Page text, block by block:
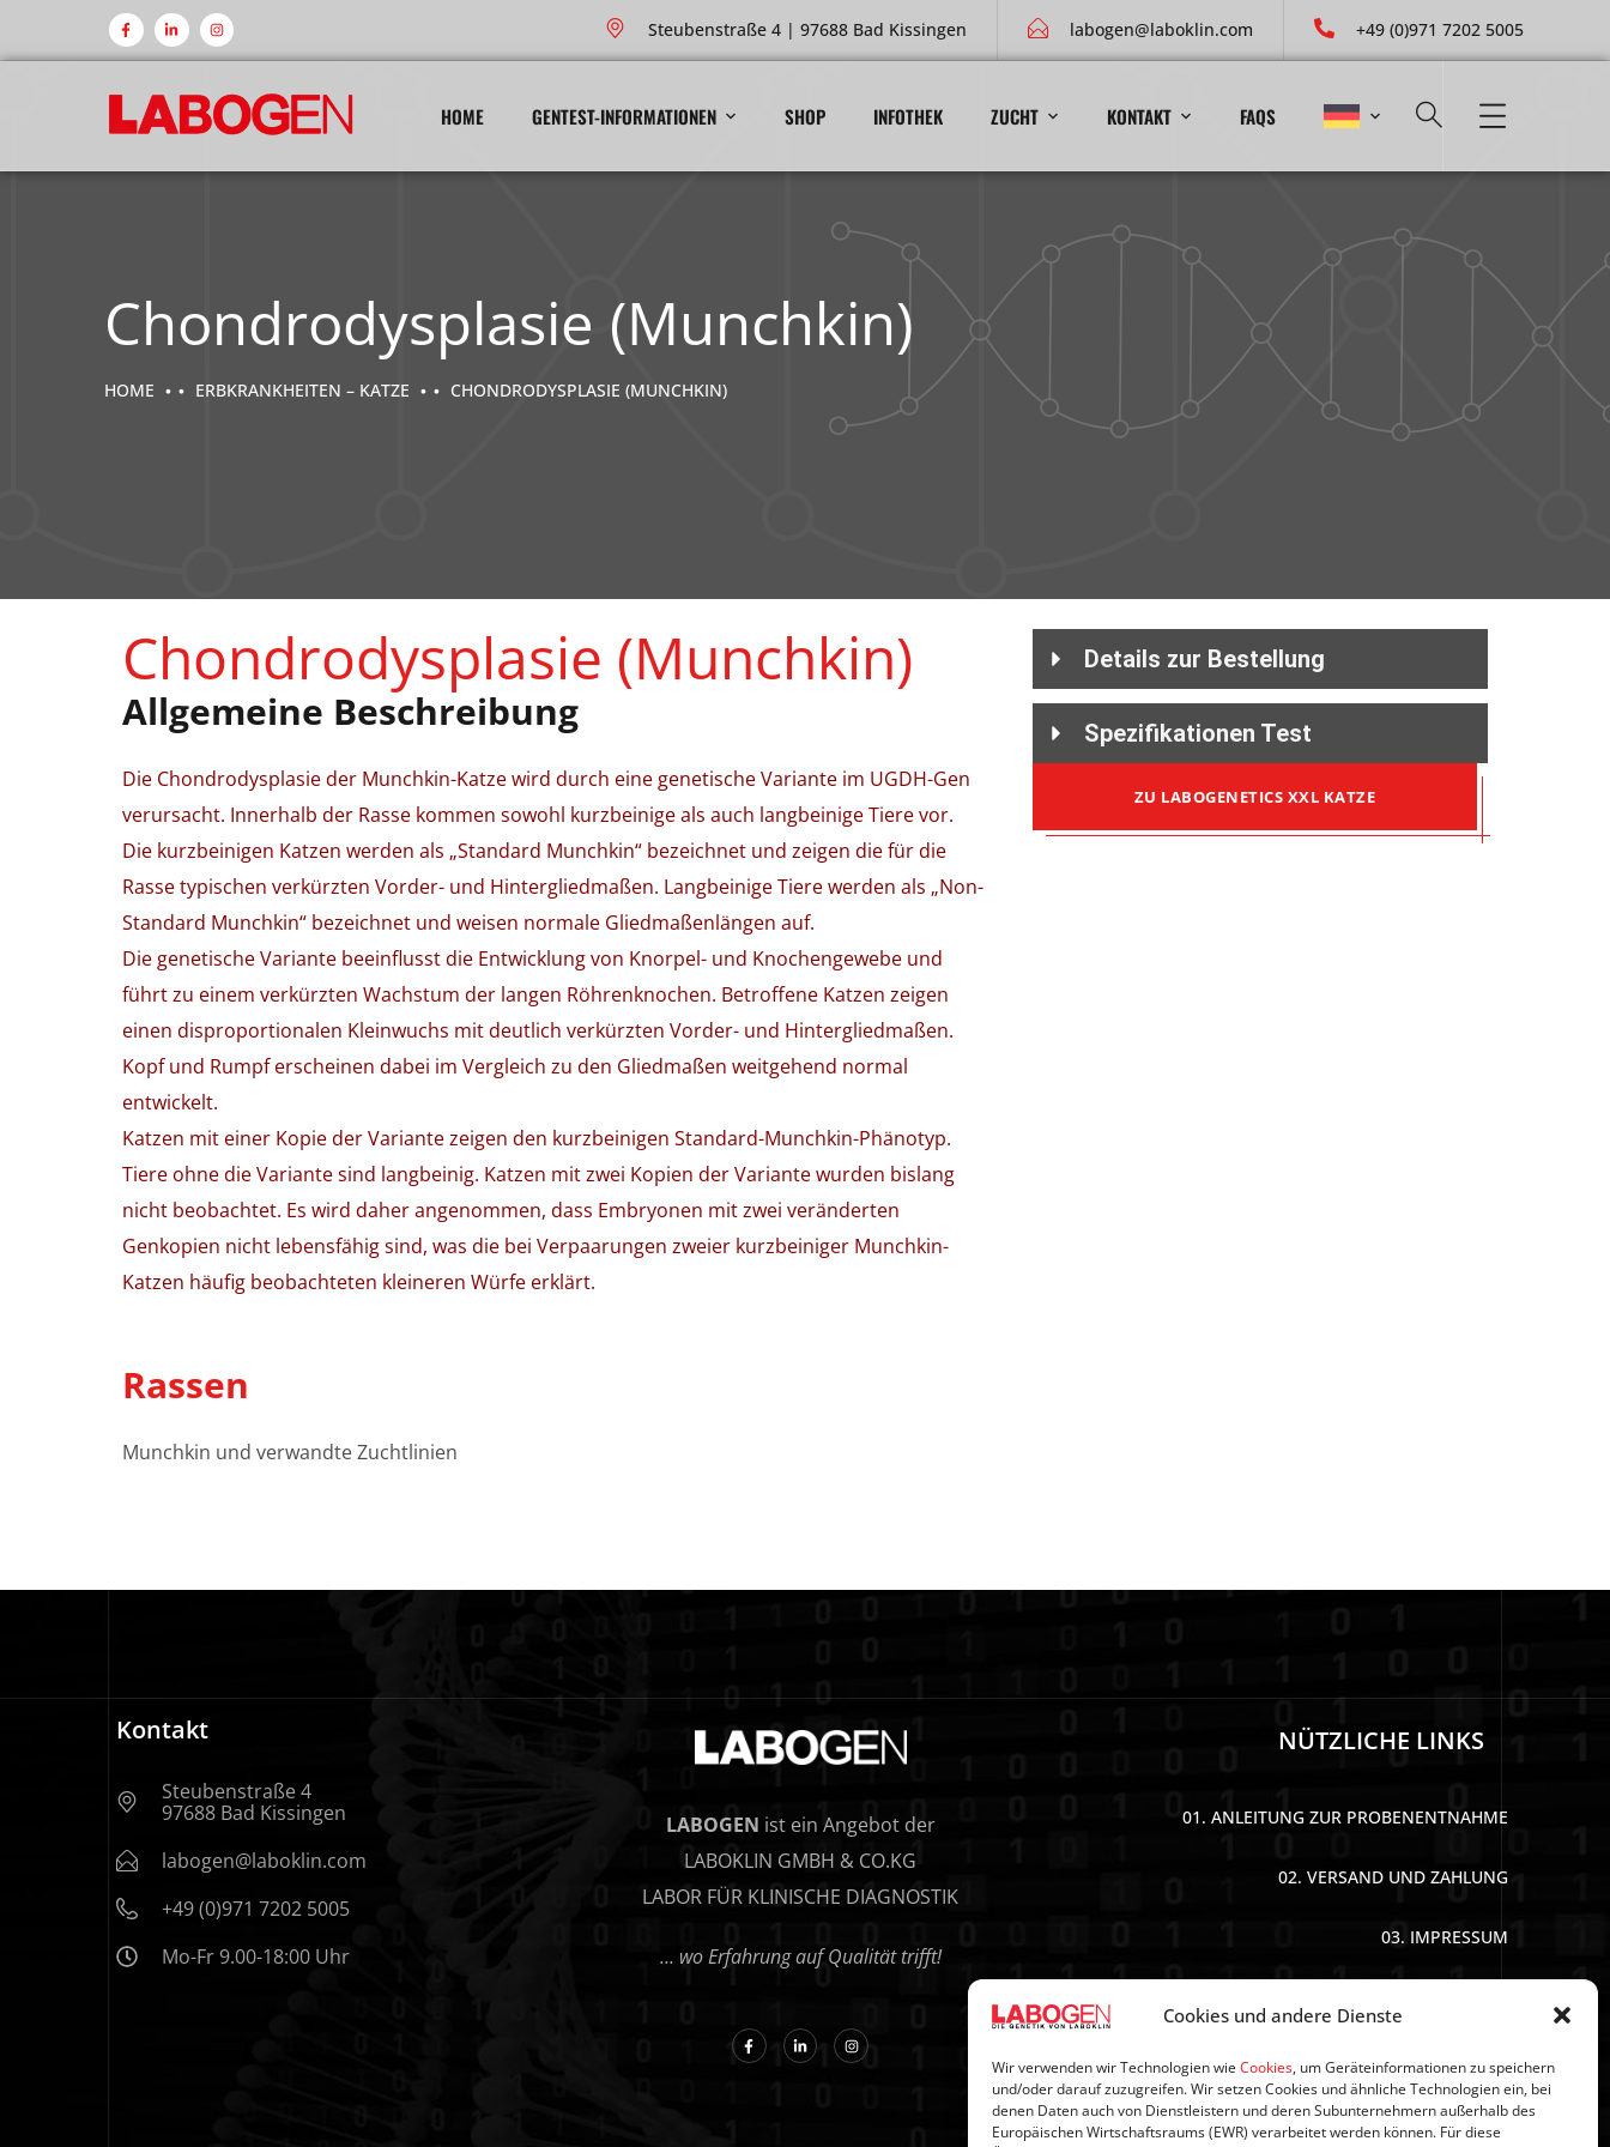
Cookies und andere Dienste
Wir verwenden wir Technologien wie Cookies, um Geräteinformationen zu speichern
und/oder darauf zuzugreifen. Wir setzen Cookies und ähnliche Technologien ein, bei
denen Daten auch von Dienstleistern und deren Subunternehmern außerhalb des
Europäischen Wirtschaftsraums (EWR) verarbeitet werden können. Für diese
Steubenstraße 4 | 97688 Bad Kissingen labogen@laboklin.com +49 (0)971 7202 5005
HOME GENTEST-INFORMATIONEN SHOP INFOTHEK ZUCHT KONTAKT FAQS
Chondrodysplasie (Munchkin)
HOME ERBKRANKHEITEN – KATZE CHONDRODYSPLASIE (MUNCHKIN)
Chondrodysplasie (Munchkin)
Allgemeine Beschreibung
Die Chondrodysplasie der Munchkin-Katze wird durch eine genetische Variante im UGDH-Gen
verursacht. Innerhalb der Rasse kommen sowohl kurzbeinige als auch langbeinige Tiere vor.
Die kurzbeinigen Katzen werden als „Standard Munchkin“ bezeichnet und zeigen die für die
Rasse typischen verkürzten Vorder- und Hintergliedmaßen. Langbeinige Tiere werden als „Non-
Standard Munchkin“ bezeichnet und weisen normale Gliedmaßenlängen auf.
Die genetische Variante beeinflusst die Entwicklung von Knorpel- und Knochengewebe und
führt zu einem verkürzten Wachstum der langen Röhrenknochen. Betroffene Katzen zeigen
einen disproportionalen Kleinwuchs mit deutlich verkürzten Vorder- und Hintergliedmaßen.
Kopf und Rumpf erscheinen dabei im Vergleich zu den Gliedmaßen weitgehend normal
entwickelt.
Katzen mit einer Kopie der Variante zeigen den kurzbeinigen Standard-Munchkin-Phänotyp.
Tiere ohne die Variante sind langbeinig. Katzen mit zwei Kopien der Variante wurden bislang
nicht beobachtet. Es wird daher angenommen, dass Embryonen mit zwei veränderten
Genkopien nicht lebensfähig sind, was die bei Verpaarungen zweier kurzbeiniger Munchkin-
Katzen häufig beobachteten kleineren Würfe erklärt.
Rassen
Munchkin und verwandte Zuchtlinien
Details zur Bestellung
Spezifikationen Test
ZU LABOGENETICS XXL KATZE
Kontakt
Steubenstraße 4
97688 Bad Kissingen
labogen@laboklin.com
+49 (0)971 7202 5005
Mo-Fr 9.00-18:00 Uhr
LABOGEN ist ein Angebot der
LABOKLIN GMBH & CO.KG
LABOR FÜR KLINISCHE DIAGNOSTIK
… wo Erfahrung auf Qualität trifft!
NÜTZLICHE LINKS
01. ANLEITUNG ZUR PROBENENTNAHME
02. VERSAND UND ZAHLUNG
03. IMPRESSUM
06. WIDERRUFSBELEHRUNG